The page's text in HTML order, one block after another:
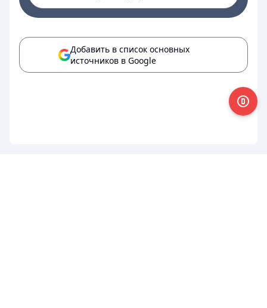
Добавить в список основных
источников в Google